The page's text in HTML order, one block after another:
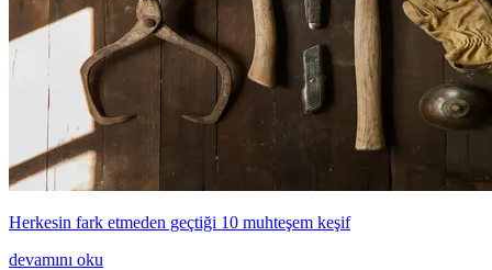
Herkesin fark etmeden geçtiği 10 muhteşem keşif
devamını oku